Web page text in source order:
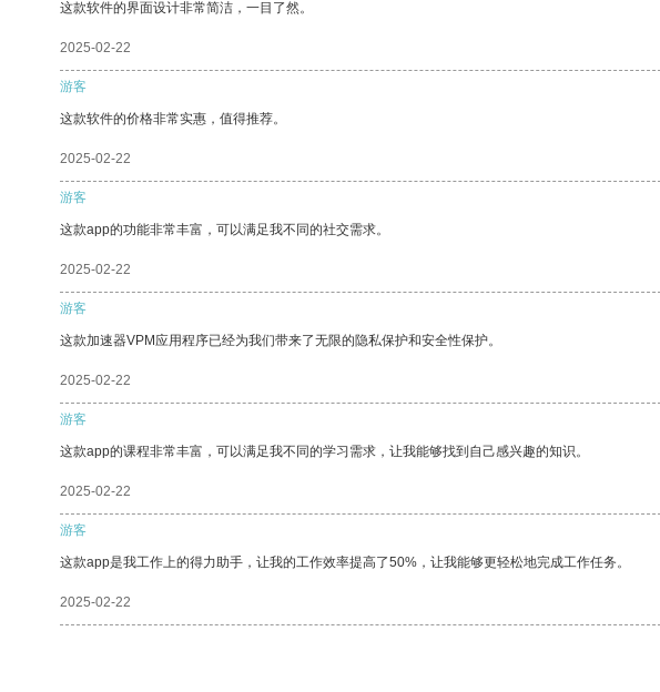
这款软件的界面设计非常简洁，一目了然。
2025-02-22
游客
这款软件的价格非常实惠，值得推荐。
2025-02-22
游客
这款app的功能非常丰富，可以满足我不同的社交需求。
2025-02-22
游客
这款加速器VPM应用程序已经为我们带来了无限的隐私保护和安全性保护。
2025-02-22
游客
这款app的课程非常丰富，可以满足我不同的学习需求，让我能够找到自己感兴趣的知识。
2025-02-22
游客
这款app是我工作上的得力助手，让我的工作效率提高了50%，让我能够更轻松地完成工作任务。
2025-02-22